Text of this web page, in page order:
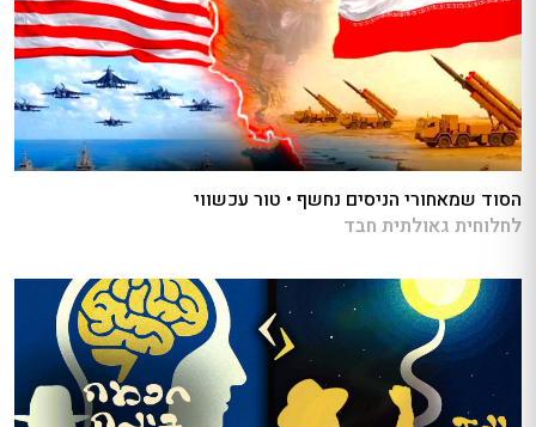
הסוד שמאחורי הניסים נחשף • טור עכשווי
לחלוחית גאולתית חבד